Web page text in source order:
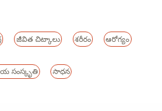
జీవిత చిట్కాలు శరీరం ఆరోగ్యం
సంస్కృతి సాధన